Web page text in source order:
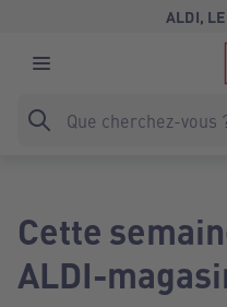
ALDI,
Cette
ALDI-